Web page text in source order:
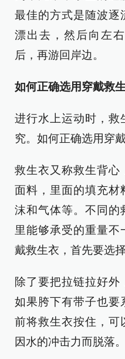
最佳的方式是随波逐
漂出去，然后向左
后，再游回岸边。
如何正确选用穿戴救
进行水上运动时，救
究。如何正确选用穿
救生衣又称救生背心
面料，里面的填充材
沫和气体等。不同的
里能够承受的重量不
戴救生衣，首先要选
除了要把拉链拉好外
如果胯下有带子也要
前将救生衣按住，可
因水的冲击力而脱落。